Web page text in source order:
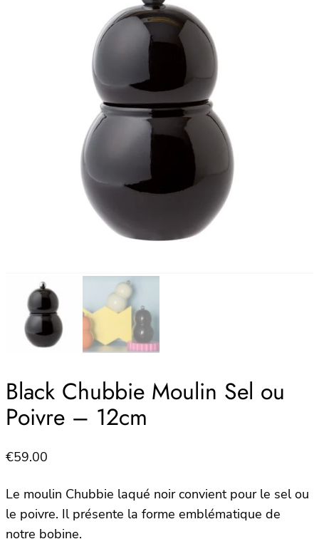
Black Chubbie Moulin Sel ou
Poivre – 12cm
€59.00
Le moulin Chubbie laqué noir convient pour le sel ou
le poivre. Il présente la forme emblématique de
notre bobine.